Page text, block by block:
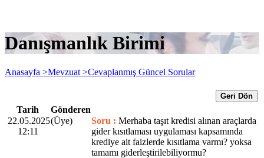
Danışmanlık Birimi
Anasayfa >Mevzuat >Cevaplanmış Güncel Sorular
Geri Dön
Tarih
Gönderen
22.05.2025
12:11
(Üye) Soru : Merhaba taşıt kredisi alınan araçlarda
gider kısıtlaması uygulaması kapsamında
krediye ait faizlerde kısıtlama varmı? yoksa
tamamı giderleştirilebiliyormu?